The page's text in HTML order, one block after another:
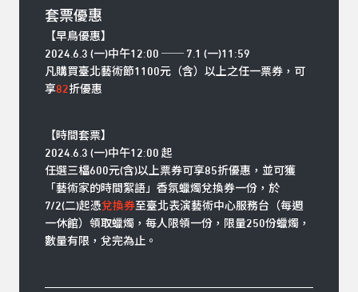
套票優惠
【早鳥優惠】
2024.6.3 (一)中午12:00 ── 7.1 (一)11:59
凡購買臺北藝術節1100元（含）以上之任一票券，可
享82折優惠
【時間套票】
2024.6.3 (一)中午12:00 起
任選三檔600元(含)以上票券可享85折優惠，並可獲
「藝術家的時間絮語」香氛蠟燭兌換券一份，於
7/2(二)起憑兌換券至臺北表演藝術中心服務台（每週
一休館）領取蠟燭，每人限領一份，限量250份蠟燭，
數量有限，兌完為止。